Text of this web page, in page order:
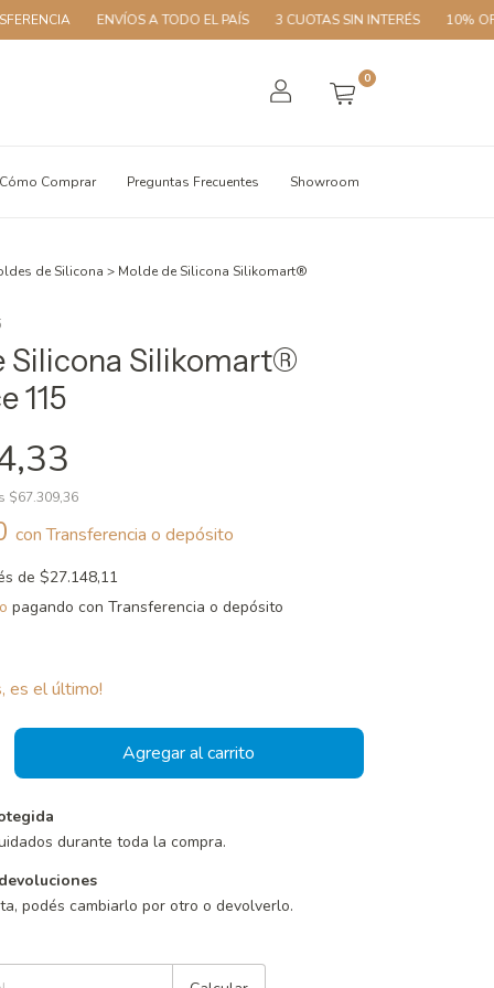
ENVÍOS A TODO EL PAÍS 3 CUOTAS SIN INTERÉS 10% OFF CON
0
Cómo Comprar Preguntas Frecuentes Showroom
de Silicona > Molde de Silicona Silikomart®
Silicona Silikomart®
115
$67.309,36
con Transferencia o depósito
de $27.148,11
pagando con Transferencia o depósito
es el último!
durante toda la compra.
podés cambiarlo por otro o devolverlo.